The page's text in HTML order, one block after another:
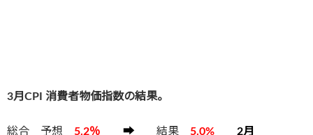
3月CPI 消費者物価指数の結果。
総合 予想 5.2％ ➡ 結果 5.0% 2月